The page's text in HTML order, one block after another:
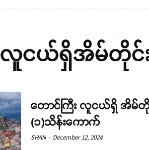
လူငယ်ရှိအိမ်တိုင်
တောင်ကြီး လူငယ်ရှိ အိမ်တို
(၁)သိန်းကောက်
SHAN - December 12, 2024